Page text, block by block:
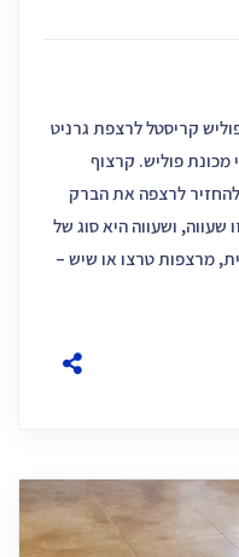
קריסטל לרצפת גרניט
מכונת פוליש. קרצוף
לרצפה את הברק
שעווה, ושעווה היא סוג של
מרצפות טרצו או שיש –